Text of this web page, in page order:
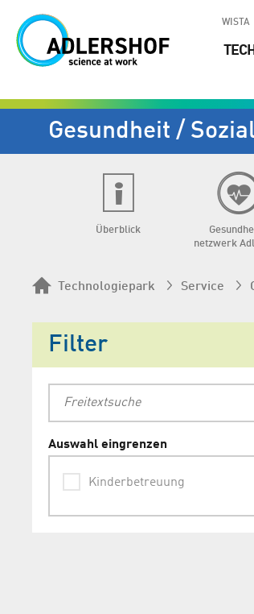
WISTA
Gesundheit /
Überblick
netzwerk
Technologiepark Service
Filter
Auswahl eingrenzen
Kinderbetreuung